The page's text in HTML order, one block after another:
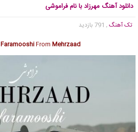
دانلود آهنگ مهرزاد با نام فراموشی
تک آهنگ , 791 بازدید
FaramooshiFrom Mehrzaad